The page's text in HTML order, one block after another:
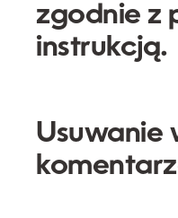
zgodnie z
instrukcją.
Usuwanie